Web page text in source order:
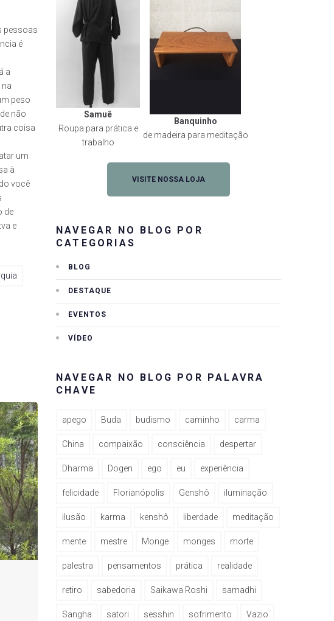
pessoas
é
a
peso
não
coisa
um
à
você
de
e
Samuê
Roupa para prática e
trabalho
Banquinho
de madeira para meditação
VISITE NOSSA LOJA
NAVEGAR NO BLOG POR
CATEGORIAS
BLOG
DESTAQUE
EVENTOS
VÍDEO
NAVEGAR NO BLOG POR PALAVRA
CHAVE
apego Buda budismo caminho carma
China compaixão consciência despertar
Dharma Dogen ego eu experiência
felicidade Florianópolis Genshô iluminação
ilusão karma kenshô liberdade meditação
mente mestre Monge monges morte
palestra pensamentos prática realidade
retiro sabedoria Saikawa Roshi samadhi
Sangha satori sesshin sofrimento Vazio